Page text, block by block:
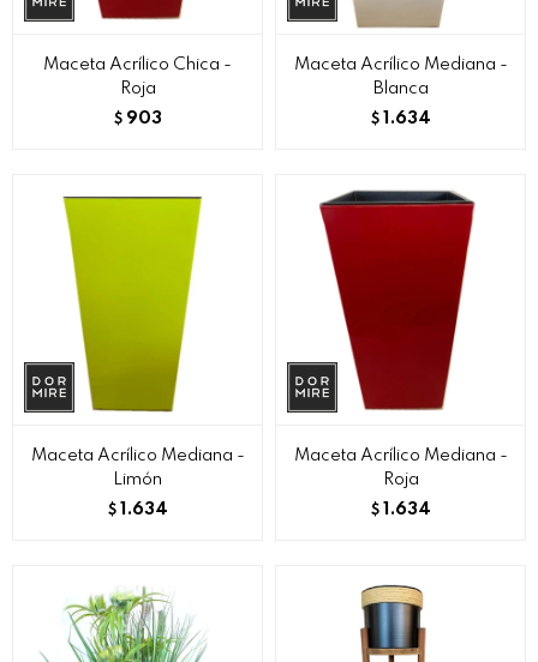
Maceta Acrílico Chica -
Roja
$ 903
Maceta Acrílico Mediana -
Blanca
$ 1.634
Maceta Acrílico Mediana -
Limón
$ 1.634
Maceta Acrílico Mediana -
Roja
$ 1.634